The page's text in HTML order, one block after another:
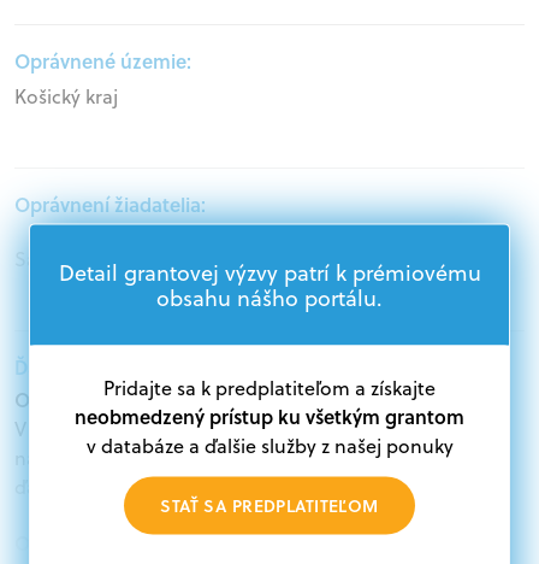
Oprávnené územie:
Košický kraj
Oprávnení žiadatelia:
Samospráva
Ďalšie informácie:
Oprávnení žiadatelia:
V databáze grantov a dotácií na portáli Grantexpert.sk
nájdete aktuálne výzvy z eurofondov, plánu obnovy a
ďalších zdrojov.
Oprávnení partneri:
Detail grantovej výzvy patrí k prémiovému
obsahu nášho portálu.
Pridajte sa k predplatiteľom a získajte
neobmedzený prístup ku všetkým grantom
v databáze a ďalšie služby z našej ponuky
STAŤ SA PREDPLATITEĽOM